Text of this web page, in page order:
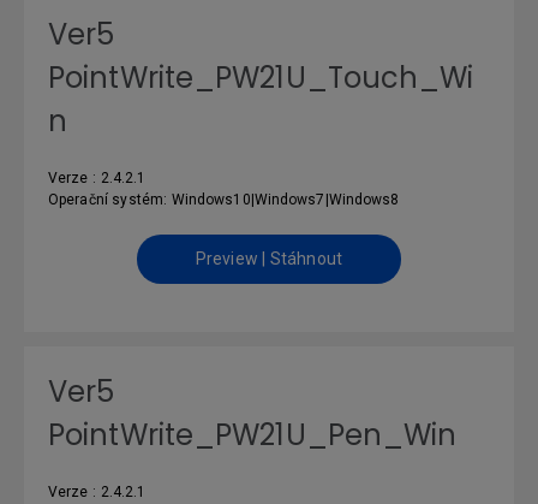
Ver5
PointWrite_PW21U_Touch_Wi
n
Verze : 2.4.2.1
Operační systém: Windows10|Windows7|Windows8
Preview | Stáhnout
Ver5
PointWrite_PW21U_Pen_Win
Verze : 2.4.2.1